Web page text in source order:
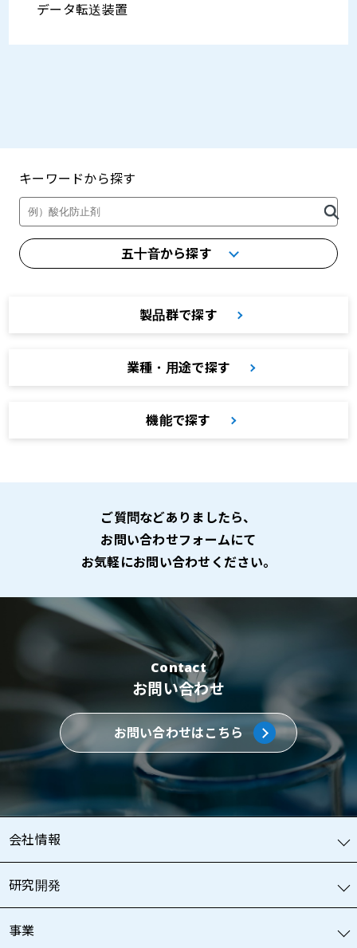
データ転送装置
キーワードから探す
五十音から探す
製品群で探す
業種・用途で探す
機能で探す
ご質問などありましたら、
お問い合わせフォームにて
お気軽にお問い合わせください。
Contact
お問い合わせ
お問い合わせはこちら
会社情報
研究開発
事業